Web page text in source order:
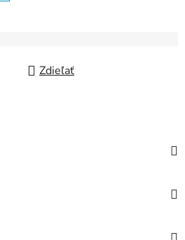
Zdieľať